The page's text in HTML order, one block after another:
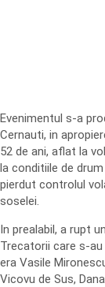
Evenimentul s-a
Cernauti, in
52 de ani, aflat la
la conditiile de
pierdut controlul
soselei.
In prealabil, a rupt
Trecatorii care s-
era Vasile
Vicovu de Sus,